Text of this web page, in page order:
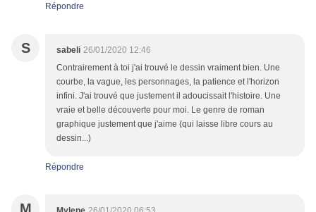
Répondre
S sabeli 26/01/2020 12:46
Contrairement à toi j'ai trouvé le dessin vraiment bien. Une
courbe, la vague, les personnages, la patience et l'horizon
infini. J'ai trouvé que justement il adoucissait l'histoire. Une
vraie et belle découverte pour moi. Le genre de roman
graphique justement que j'aime (qui laisse libre cours au
dessin...)
Répondre
M